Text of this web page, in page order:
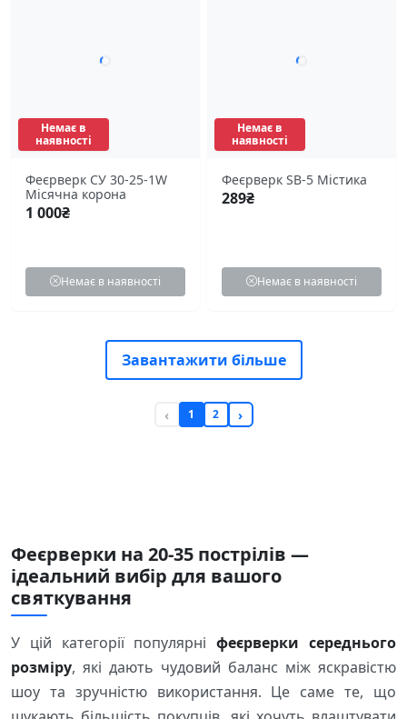
Немає в
наявності
Феєрверк СУ 30-25-1W
Місячна корона
1 000₴
Немає в наявності
Немає в
наявності
Феєрверк SB-5 Містика
289₴
Немає в наявності
Завантажити більше
1 2
Феєрверки на 20-35 пострілів —
ідеальний вибір для вашого
святкування
У цій категорії популярніфеєрверки середнього
розміру, які дають чудовий баланс між яскравістю
шоу та зручністю використання. Це саме те, що